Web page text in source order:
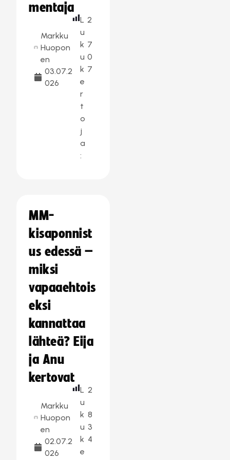
mentaja
Markku
Huopon
en
03.07.2
026
L
u
k
u
k
e
r
t
o
j
a
:
2
7
0
7
MM-
kisaponnist
us edessä –
miksi
vapaaehtois
eksi
kannattaa
lähteä? Eija
ja Anu
kertovat
Markku
Huopon
en
02.07.2
026
L
u
k
u
k
e
2
8
3
4